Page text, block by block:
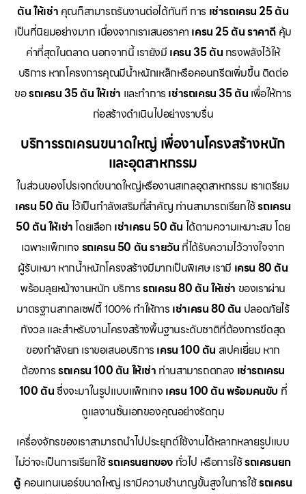
ตัน ให้เช่า คุณก็สามารถรันงานต่อได้ทันที การ เช่ารถเครน 25 ตัน
เป็นที่นิยมอย่างมาก เนื่องจากเราเสนอราคา เครน 25 ตัน ราคาดี คุ้ม
ค่าที่สุดในตลาด นอกจากนี้ เรายังมี เครน 35 ตัน ทรงพลังไว้ให้
บริการ หากโครงการคุณมีน้ำหนักเหล็กหรือคอนกรีตเพิ่มขึ้น ติดต่อ
ขอรถเครน 35 ตัน ให้เช่า และทำการ เช่ารถเครน 35 ตัน เพื่อให้การ
ก่อสร้างดำเนินไปอย่างราบรื่น
บริการรถเครนขนาดใหญ่ เพื่องานโครงสร้างหนัก
และอุตสาหกรรม
ในส่วนของโปรเจกต์ขนาดใหญ่หรืองานสเกลอุตสาหกรรม เราเตรียม
เครน 50 ตัน ไว้เป็นกำลังเสริมที่สำคัญ ท่านสามารถเรียกใช้รถเครน
50 ตัน ให้เช่าโดยเลือก เช่าเครน 50 ตัน ได้ตามความเหมาะสม โดย
เฉพาะแพ็กเกจ รถเครน 50 ตัน รายวัน ที่ได้รับความไว้วางใจจาก
ผู้รับเหมา หากน้ำหนักโครงสร้างมีมากเป็นพิเศษ เรามี เครน 80 ตัน
พร้อมลุยหน้างานหนัก บริการรถเครน 80 ตัน ให้เช่า ของเราผ่าน
มาตรฐานสากลเซฟตี้ 100% ทำให้การ เช่าเครน 80 ตัน ปลอดภัยไร้
กังวล และสำหรับงานโครงสร้างพื้นฐานระดับชาติที่ต้องการขีดสุด
ของกำลังยก เราขอเสนอบริการ เครน 100 ตัน สเปคเยี่ยม หาก
ต้องการรถเครน 100 ตัน ให้เช่า ท่านสามารถตกลง เช่ารถเครน
100 ตันซึ่งจะมาในรูปแบบแพ็กเกจ เครน 100 ตัน พร้อมคนขับ ที่
ดูแลงานชิ้นเอกของคุณอย่างรัดกุม
เครื่องจักรของเราสามารถนำไปประยุกต์ใช้งานได้หลากหลายรูปแบบ
ไม่ว่าจะเป็นการเรียกใช้รถเครนยกของ ทั่วไป หรือการใช้รถเครนยก
ตู้ คอนเทนเนอร์ขนาดใหญ่ เรามีความชำนาญขั้นสูงในการใช้รถเครน